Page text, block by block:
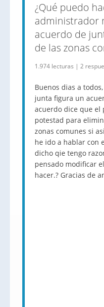
¿Qué puedo
administrador
acuerdo de
de las zonas
1.974 lecturas | 2
Buenos dias a
junta figura un
acuerdo dice que el
potestad para
zonas comunes si
he ido a hablar con
dicho qie tengo
pensado modificar
hacer.? Gracias de